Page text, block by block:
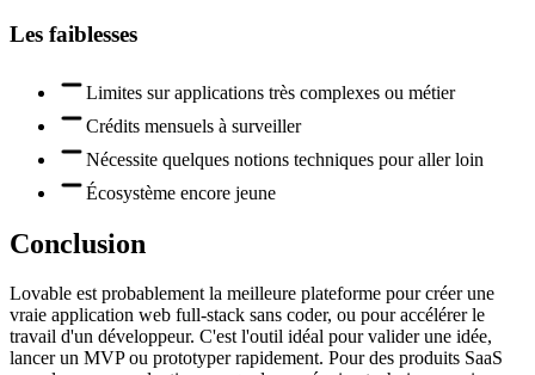
Les faiblesses
Limites sur applications très complexes ou métier
Crédits mensuels à surveiller
Nécessite quelques notions techniques pour aller loin
Écosystème encore jeune
Conclusion
Lovable est probablement la meilleure plateforme pour créer une
vraie application web full-stack sans coder, ou pour accélérer le
travail d'un développeur. C'est l'outil idéal pour valider une idée,
lancer un MVP ou prototyper rapidement. Pour des produits SaaS